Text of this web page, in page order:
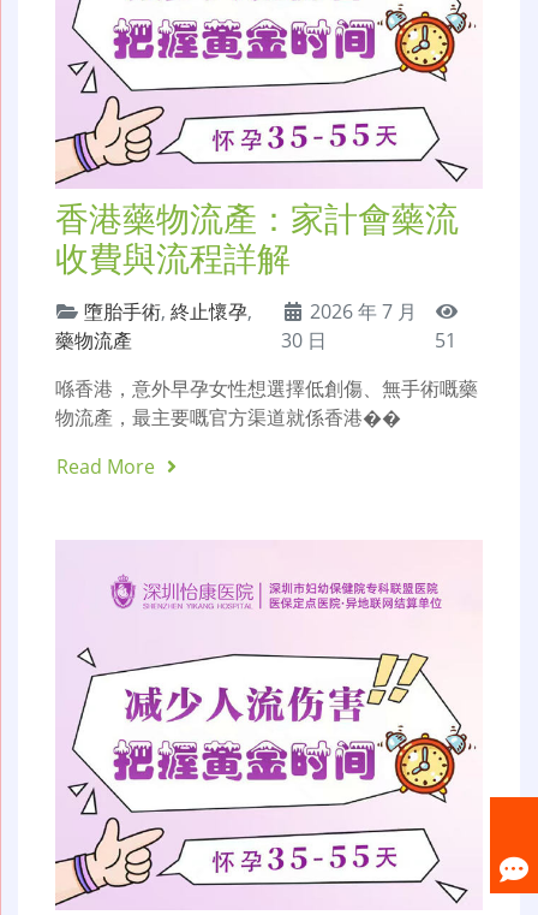
香港藥物流產：家計會藥流
收費與流程詳解
墮胎手術, 終止懷孕,
藥物流產
2026 年 7 月
30 日
51
喺香港，意外早孕女性想選擇低創傷、無手術嘅藥
物流產，最主要嘅官方渠道就係香港��
Read More